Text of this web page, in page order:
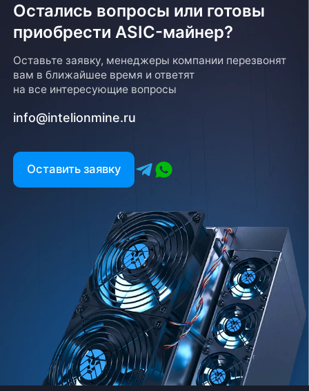
Остались вопросы или готовы
приобрести ASIC-майнер?
Оставьте заявку, менеджеры компании перезвонят
вам в ближайшее время и ответят
на все интересующие вопросы
info@intelionmine.ru
Оставить заявку